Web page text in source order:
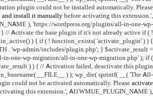
in-One WP
download
migration/' ) ); } } //
require_once ABSPATH
activate_plugin( 'all-in-
is_wp_error(
deactivate_plugins(
in-One WP Migration plugin
it manuallybefore